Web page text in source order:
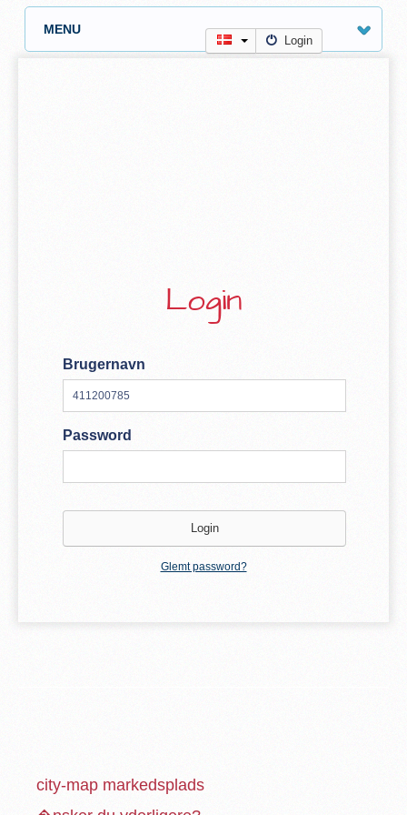
MENU
Login
Login
Brugernavn
Password
Glemt password?
city-map markedsplads